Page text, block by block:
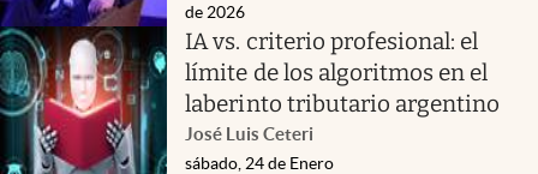
de 2026
IA vs. criterio profesional: el
límite de los algoritmos en el
laberinto tributario argentino
José Luis Ceteri
sábado, 24 de Enero